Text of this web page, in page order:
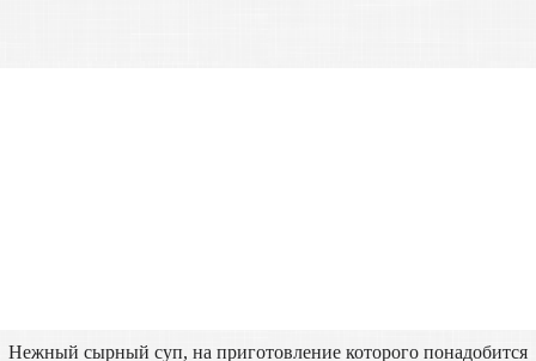
Нежный сырный суп, на приготовление которого понадобится